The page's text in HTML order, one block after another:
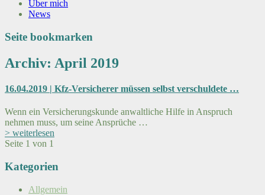
Über mich
News
Seite bookmarken
Archiv: April 2019
16.04.2019 | Kfz-Versicherer müssen selbst verschuldete …
Wenn ein Versicherungskunde anwaltliche Hilfe in Anspruch
nehmen muss, um seine Ansprüche …
> weiterlesen
Seite 1 von 1
Kategorien
Allgemein